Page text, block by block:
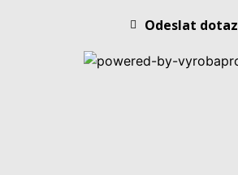
Odeslat dotaz